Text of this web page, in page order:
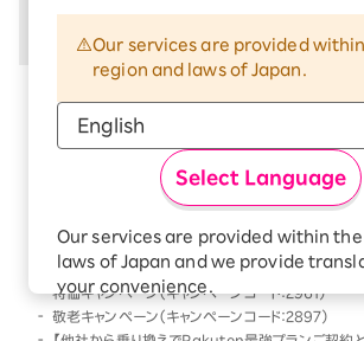
Our services are provided
region and laws of Japan.
Select Language
Our services are provided within
laws of Japan and we provide
your convenience.
The Japanese version of our
applications, in which include
以下のキャンペーンは、併用不可となり
本キャンペーン条件を満たす前、または
以下のキャンペーンの条件を満たした
キャンペーンのみが優先的に適用となり
Rakutenオリジナル製品 1円キャンペーン（キャンペ
「Rakuten最強プラン契約＆Android買い替え超ト
特価キャンペーン（キャンペーンコード：2961）
敬老キャンペーン（キャンペーンコード：2897）